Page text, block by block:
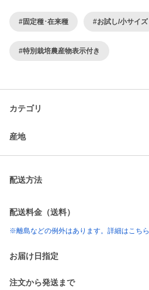
#固定種･在来種 #お試し/小サイズ
#特別栽培農産物表示付き
カテゴリ
産地
配送方法
配送料金（送料）
※離島などの例外はあります。詳細はこちら
お届け日指定
注文から発送まで